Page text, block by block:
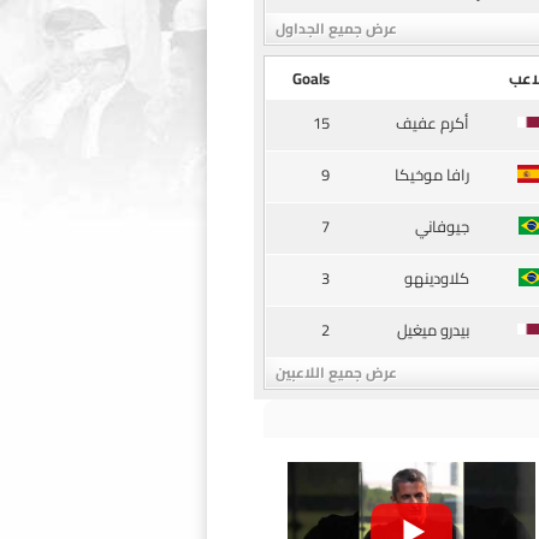
عرض جميع الجداول
Goals
أكرم عفيف
15
رافا موخيكا
9
جيوفاني
7
كلاودينهو
3
بيدرو ميغيل
2
عرض جميع اللاعبين